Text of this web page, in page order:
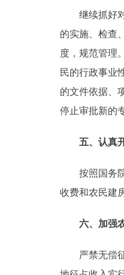
继续抓好对
的实施、检查
度，规范管理
民的行政事业
的文件依据、
停止审批新的
五、认真开
按照国务院
收费和农民建
六、加强
严禁无偿征